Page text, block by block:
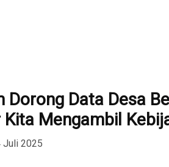
Dorong Data Desa
Kita Mengambil
Juli 2025